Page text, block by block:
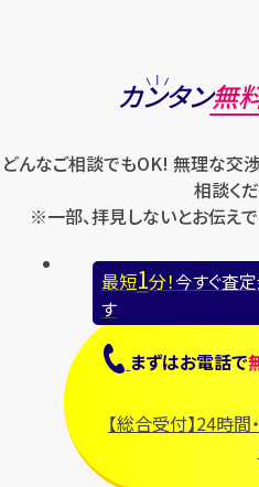
カンタン無
どんなご相談でもOK! 無理な交
相談くだ
※一部、拝見しないとお伝え
最短1分！今すぐ査
す
まずはお電話で
【総合受付】24時